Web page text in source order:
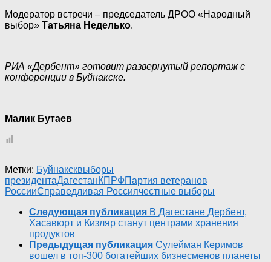
Модератор встречи – председатель ДРОО «Народный
выбор» Татьяна Неделько.
РИА «Дербент» готовит развернутый репортаж с
конференции в Буйнакске.
Малик Бутаев
Метки: Буйнаксквыборы
президентаДагестанКПРФПартия ветеранов
РоссииСправедливая Россиячестные выборы
Следующая публикация В Дагестане Дербент,
Хасавюрт и Кизляр станут центрами хранения
продуктов
Предыдущая публикация Сулейман Керимов
вошел в топ-300 богатейших бизнесменов планеты